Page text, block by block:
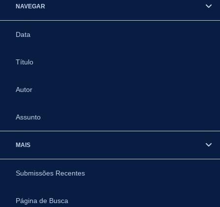
NAVEGAR
Data
Título
Autor
Assunto
MAIS
Submissões Recentes
Página de Busca